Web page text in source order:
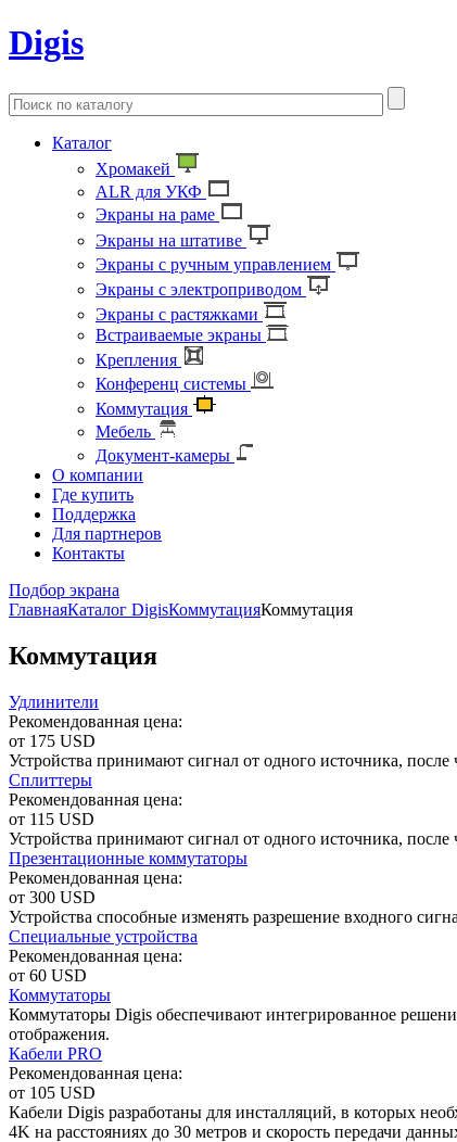
Digis
Каталог
Хромакей
ALR для УКФ
Экраны на раме
Экраны на штативе
Экраны с ручным управлением
Экраны с электроприводом
Экраны с растяжками
Встраиваемые экраны
Крепления
Конференц системы
Коммутация
Мебель
Документ-камеры
О компании
Где купить
Поддержка
Для партнеров
Контакты
Подбор экрана
ГлавнаяКаталог DigisКоммутацияКоммутация
Коммутация
Удлинители
Рекомендованная цена:
от 175 USD
Устройства принимают сигнал от одного источника,
Сплиттеры
Рекомендованная цена:
от 115 USD
Устройства принимают сигнал от одного источника,
Презентационные коммутаторы
Рекомендованная цена:
от 300 USD
Устройства способные изменять разрешение входного
Специальные устройства
Рекомендованная цена:
от 60 USD
Коммутаторы
Коммутаторы Digis обеспечивают интегрированное
отображения.
Кабели PRO
Рекомендованная цена:
от 105 USD
Кабели Digis разработаны для инсталляций, в которых
4K на расстояниях до 30 метров и скорость передачи